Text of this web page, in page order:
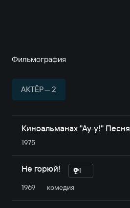
Фильмография
АКТЁР — 2
Киноальманах "Ау-у!" Песня
1975
Не горюй!
1
1969
комедия